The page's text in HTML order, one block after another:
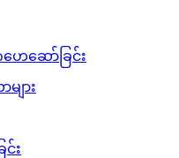
ဆော်ခြင်း
ား
င်း